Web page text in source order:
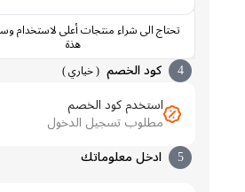
تحتاج الى شراء منتجات أعلى لاستخدام وسيله الدفع
كود الخصم (خياري )
استخدم كود الخصم
مطلوب تسجيل الدخول
ادخل معلوماتك